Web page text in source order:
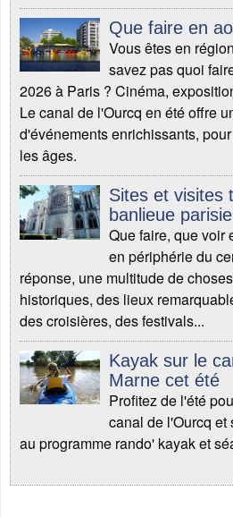
Que faire en
Vous êtes en
savez pas quoi
2026 à Paris ? Cinéma,
Le canal de l'Ourcq en été offre
d'événements enrichissants,
les âges.
Sites et visites
banlieue
Que faire, que voir
en périphérie du
réponse, une multitude de
historiques, des lieux
des croisières, des festivals...
Kayak sur le
Marne cet été
Profitez de l'été
canal de l'Ourcq et
au programme rando' kayak et